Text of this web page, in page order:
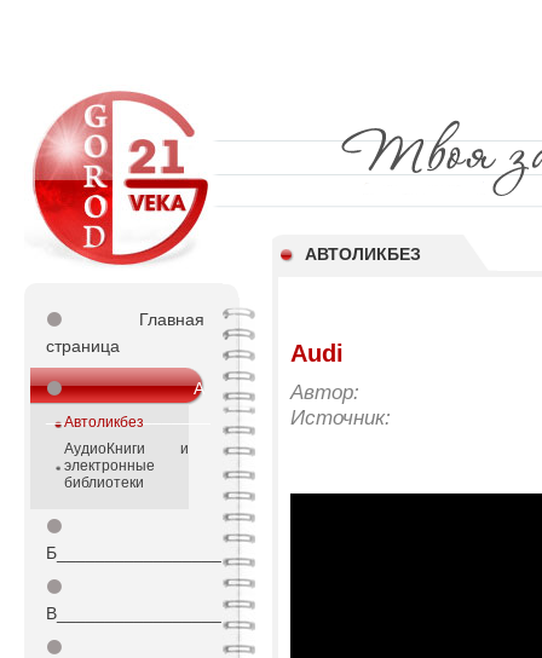
АВТОЛИКБЕЗ
⚫
Главная
страница
⚫А
_________________
Автоликбез
АудиоКниги и
электронные
библиотеки
⚫
Б_________________
⚫
В_________________
⚫
Audi
Автор:
Источник: